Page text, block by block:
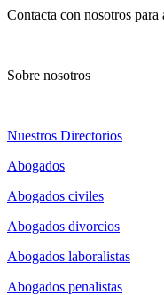
Contacta con nosotros para
Sobre nosotros
Nuestros Directorios
Abogados
Abogados civiles
Abogados divorcios
Abogados laboralistas
Abogados penalistas